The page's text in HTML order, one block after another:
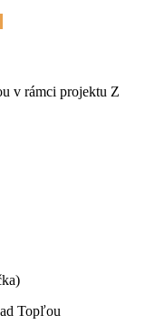
v rámci projektu Z
Topľou